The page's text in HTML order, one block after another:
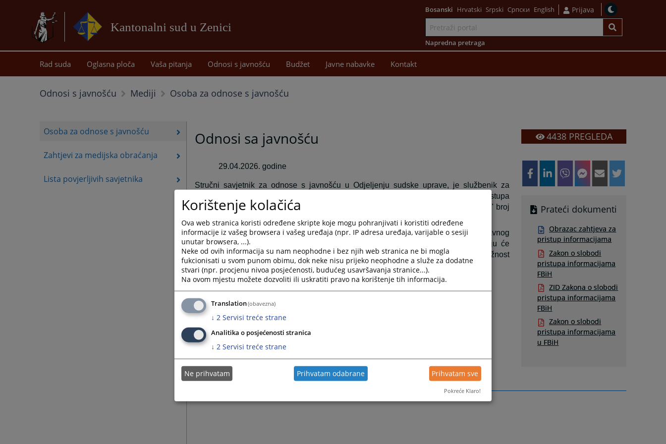
Kantonalni sud u Zenici
sadržaj
Bosanski Hrvatski Srpski Српски English Prijava
Napredna pretraga
Rad suda Oglasna ploča Vaša pitanja Odnosi s javnošću Budžet Javne nabavke Kontakt
Odnosi s javnošću Mediji Osoba za odnose s javnošću
Osoba za odnose s javnošću
Zahtjevi za medijska obraćanja
Lista povjerljivih savjetnika
Odnosi sa javnošću
29.04.2026. godine
Stručni savjetnik za odnose s javnošću u Odjeljenju sudske uprave, je službenik za
informisanje koji obrađuje zahtjeve sačinjene u smislu Zakona o slobodi pristupa
informacijama u Federaciji Bosne i Hercegovine ("Službene novine Federacije BiH" broj
Od 04.05.2026. godine pa do okončanja konkursne procedure postavljenja državnog
službenika na upražnjenu poziciju „Stručni savjetnik za odnose s javnošću“ koju će
provesti Agencija za državnu službu Federacije Bosne i Hercegovine, ovu dužnost
obavlja državna službenica Senija Dizdarević – Bajramović.
Kantonalni sud u Zenici
Tel: +387 32 246-210 lok. 139
e-mail: senija.dizdarevic@pravosudje.ba
4438PREGLEDA
Prateći dokumenti
Obrazac zahtjeva za
pristup informacijama
Zakon o slobodi
pristupa informacijama
FBiH
ZID Zakona o slobodi
pristupa informacijama
FBiH
Zakon o slobodi
pristupa informacijama
u FBiH
Korištenje kolačića
Ova web stranica koristi određene skripte koje mogu pohranjivati i koristiti određene
informacije iz vašeg browsera i vašeg uređaja (npr. IP adresa uređaja, varijable o sesiji
unutar browsera, ...).
Neke od ovih informacija su nam neophodne i bez njih web stranica ne bi mogla
fukcionisati u svom punom obimu, dok neke nisu prijeko neophodne a služe za dodatne
stvari (npr. procjenu nivoa posjećenosti, budućeg usavršavanja stranice...).
Na ovom mjestu možete dozvoliti ili uskratiti pravo na korištenje tih informacija.
Translation(obavezna)
↓ 2 Servisi treće strane
Analitika o posjećenosti stranica
↓ 2 Servisi treće strane
Ne prihvatam Prihvatam odabrane Prihvatam sve
Pokreće Klaro!